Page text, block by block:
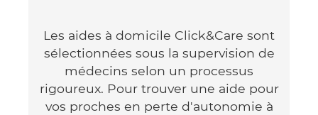
Les aides à domicile Click&Care sont
sélectionnées sous la supervision de
médecins selon un processus
rigoureux. Pour trouver une aide pour
vos proches en perte d'autonomie à